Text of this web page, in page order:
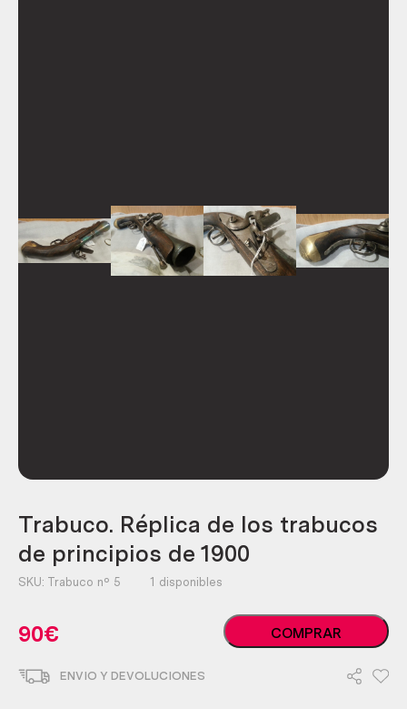
Trabuco. Réplica de los trabucos
de principios de 1900
SKU: Trabuco nº 5 1 disponibles
90€
Trabuco.
Réplica
COMPRAR
ENVIO Y DEVOLUCIONES